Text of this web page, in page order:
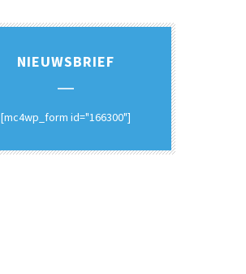
NIEUWSBRIEF
[mc4wp_form id="166300"]